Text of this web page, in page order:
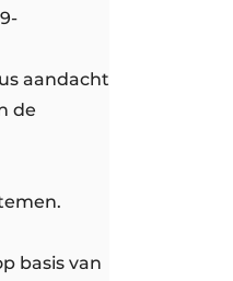
aandacht
de
basis van